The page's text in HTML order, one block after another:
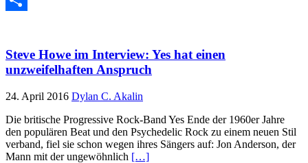
Steve Howe im Interview: Yes hat einen
unzweifelhaften Anspruch
24. April 2016 Dylan C. Akalin
Die britische Progressive Rock-Band Yes Ende der 1960er Jahre
den populären Beat und den Psychedelic Rock zu einem neuen Stil
verband, fiel sie schon wegen ihres Sängers auf: Jon Anderson, der
Mann mit der ungewöhnlich […]